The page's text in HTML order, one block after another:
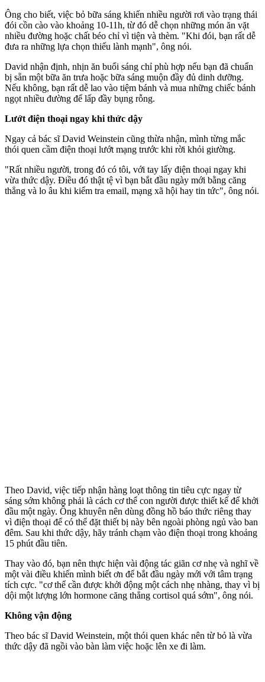
Ông cho biết, việc bỏ bữa sáng khiến nhiều người rơi vào trạng thái
đói cồn cào vào khoảng 10-11h, từ đó dễ chọn những món ăn vặt
nhiều đường hoặc chất béo chỉ vì tiện và thèm. "Khi đói, bạn rất dễ
đưa ra những lựa chọn thiếu lành mạnh", ông nói.
David nhận định, nhịn ăn buổi sáng chỉ phù hợp nếu bạn đã chuẩn
bị sẵn một bữa ăn trưa hoặc bữa sáng muộn đầy đủ dinh dưỡng.
Nếu không, bạn rất dễ lao vào tiệm bánh và mua những chiếc bánh
ngọt nhiều đường để lấp đầy bụng rỗng.
Lướt điện thoại ngay khi thức dậy
Ngay cả bác sĩ David Weinstein cũng thừa nhận, mình từng mắc
thói quen cầm điện thoại lướt mạng trước khi rời khỏi giường.
"Rất nhiều người, trong đó có tôi, với tay lấy điện thoại ngay khi
vừa thức dậy. Điều đó thật tệ vì bạn bắt đầu ngày mới bằng căng
thẳng và lo âu khi kiểm tra email, mạng xã hội hay tin tức", ông nói.
Theo David, việc tiếp nhận hàng loạt thông tin tiêu cực ngay từ
sáng sớm không phải là cách c‌ơ th‌ể con người được thiết kế để khởi
đầu một ngày. Ông khuyên nên dùng đồng hồ báo thức riêng thay
vì điện thoại để có thể đặt thiết bị này bên ngoài phòng ngủ vào ban
đêm. Sau khi thức dậy, hãy tránh chạm vào điện thoại trong khoảng
15 phút đầu tiên.
Thay vào đó, bạn nên thực hiện vài động tác giãn cơ nhẹ và nghĩ về
một vài điều khiến mình biết ơn để bắt đầu ngày mới với tâm trạng
tích cực. "c‌ơ th‌ể cần được khởi động một cách nhẹ nhàng, thay vì bị
dội một lượng lớn hormone căng thẳng cortisol quá sớm", ông nói.
Không vận động
Theo bác sĩ David Weinstein, một thói quen khác nên từ bỏ là vừa
thức dậy đã ngồi vào bàn làm việc hoặc lên xe đi làm.